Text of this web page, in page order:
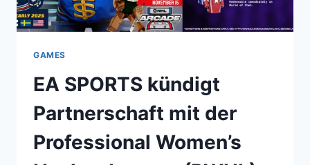
GAMES
EA SPORTS kündigt
Partnerschaft mit der
Professional Women’s